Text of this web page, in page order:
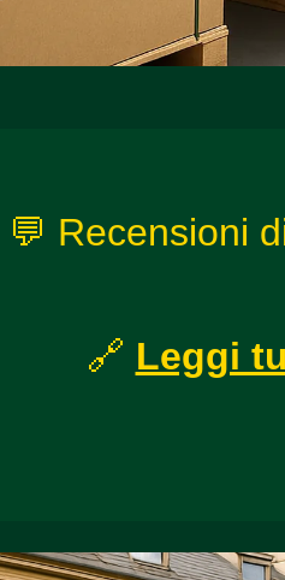
💬 Recensioni
🔗 Leggi